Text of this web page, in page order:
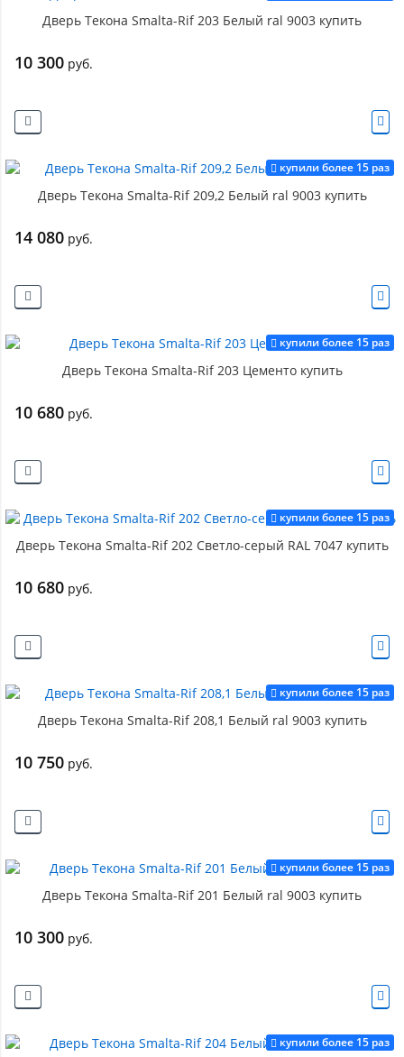
Дверь Текона Smalta-Rif 203 Белый ral 9003 купить
10 300 руб.
купили более 15 раз
Дверь Текона Smalta-Rif 209,2 Белый ral 9003 купить
14 080 руб.
купили более 15 раз
Дверь Текона Smalta-Rif 203 Цементо купить
10 680 руб.
купили более 15 раз
Дверь Текона Smalta-Rif 202 Светло-серый RAL 7047 купить
10 680 руб.
купили более 15 раз
Дверь Текона Smalta-Rif 208,1 Белый ral 9003 купить
10 750 руб.
купили более 15 раз
Дверь Текона Smalta-Rif 201 Белый ral 9003 купить
10 300 руб.
купили более 15 раз